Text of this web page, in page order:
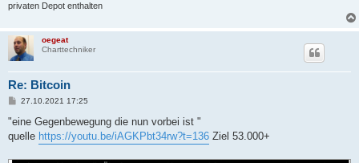
privaten Depot enthalten
oegeat
Charttechniker
Re: Bitcoin
B
i
r
g
27.10.2021 17:25
"eine Gegenbewegung die nun vorbei ist "
quelle https://youtu.be/iAGKPbt34rw?t=136 Ziel 53.000+